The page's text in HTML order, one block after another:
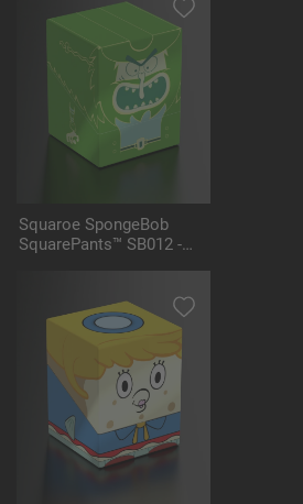
Squaroe SpongeBob
SquarePants™ SB012 -